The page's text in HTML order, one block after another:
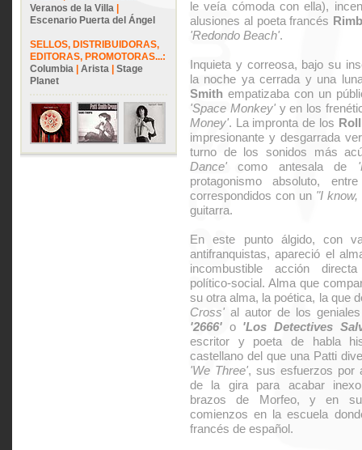
Veranos de la Villa
Escenario Puerta del Ángel
SELLOS, DISTRIBUIDORAS,
EDITORAS, PROMOTORAS...:
Columbia
Arista
Stage
Planet
le veía cómoda con ella),
alusiones al poeta francés
'Redondo Beach'.
Inquieta y correosa, bajo su
la noche ya cerrada y una
Smith empatizaba con un
'Space Monkey'y en los
Money'. La impronta de los
impresionante y desgarrada
turno de los sonidos más
Dance' como antesala de
protagonismo absoluto,
correspondidos con un "I
guitarra.
En este punto álgido, con
antifranquistas, apareció el
incombustible acción
político-social. Alma que
su otra alma, la poética, la que
Cross' al autor de los
'2666' o 'Los Detectives
escritor y poeta de habla
castellano del que una Patti
'We Three', sus esfuerzos por
de la gira para acabar
brazos de Morfeo, y en
comienzos en la escuela
francés de español.